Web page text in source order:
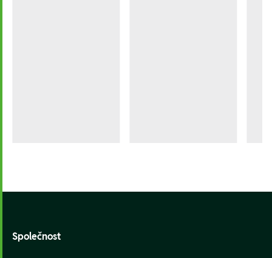
Footer
Společnost